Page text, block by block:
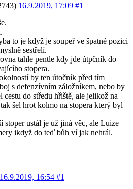
16.9.2019, 17:09 #1
to je když je soupeř ve špatné pozici
sestřelí.
tahle pentle kdy jde útpčník do
stopera.
by ten útočník před tím
s defenzívním záložníkem, nebo by
cestu do středu hřiště, ale jelikož na
šel hrot kolmo na stopera který byl
stoper ustál je už jiná věc, ale Luize
ikdyž do teď bůh ví jak nehrál.
16.9.2019, 16:54 #1